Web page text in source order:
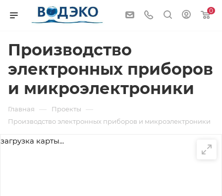
0
Производство
электронных приборов
и микроэлектроники
Главная — Проекты —
Производство электронных приборов и микроэлектроники
загрузка карты...